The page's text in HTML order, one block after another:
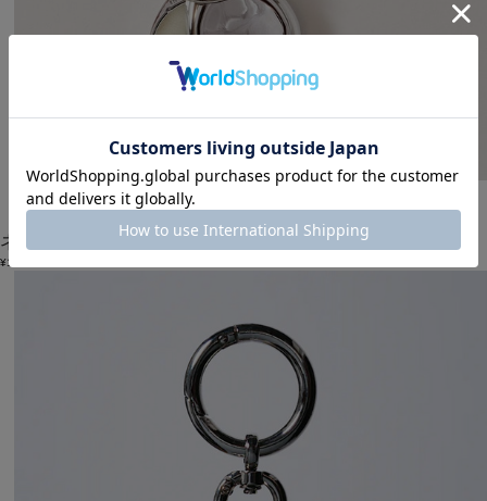
unbilanc
ネイルケア (ねいるけあ) /
¥12,100